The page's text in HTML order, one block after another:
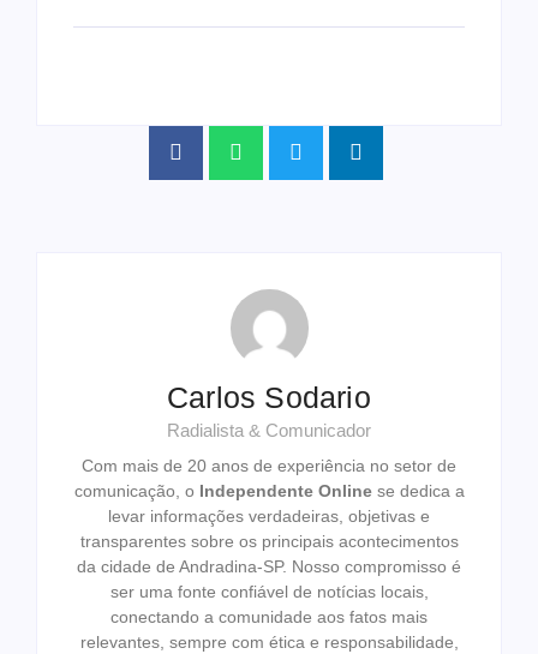
Carlos Sodario
Radialista & Comunicador
Com mais de 20 anos de experiência no setor de
comunicação, o Independente Onlinese dedica a
levar informações verdadeiras, objetivas e
transparentes sobre os principais acontecimentos
da cidade de Andradina-SP. Nosso compromisso é
ser uma fonte confiável de notícias locais,
conectando a comunidade aos fatos mais
relevantes, sempre com ética e responsabilidade,